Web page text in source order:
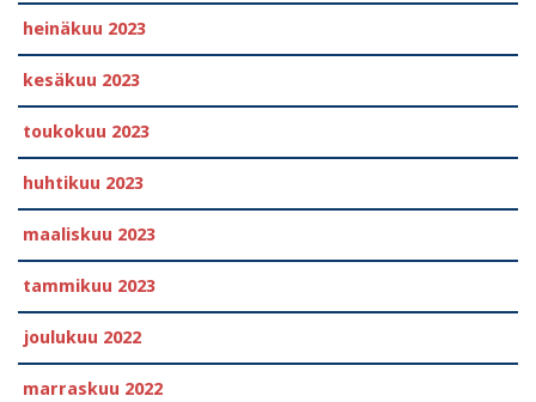
heinäkuu 2023
kesäkuu 2023
toukokuu 2023
huhtikuu 2023
maaliskuu 2023
tammikuu 2023
joulukuu 2022
marraskuu 2022